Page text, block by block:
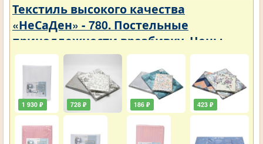
Текстиль высокого качества
«НеСаДен» - 780. Постельные
принадлежности вразбивку. Цены
упали
1 930 ₽ 728 ₽ 186 ₽ 423 ₽